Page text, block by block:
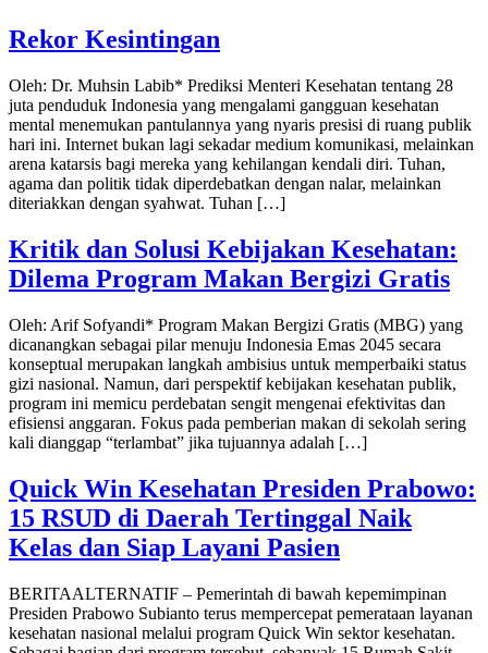
Rekor Kesintingan
Oleh: Dr. Muhsin Labib* Prediksi Menteri Kesehatan tentang 28
juta penduduk Indonesia yang mengalami gangguan kesehatan
mental menemukan pantulannya yang nyaris presisi di ruang publik
hari ini. Internet bukan lagi sekadar medium komunikasi, melainkan
arena katarsis bagi mereka yang kehilangan kendali diri. Tuhan,
agama dan politik tidak diperdebatkan dengan nalar, melainkan
diteriakkan dengan syahwat. Tuhan […]
Kritik dan Solusi Kebijakan Kesehatan:
Dilema Program Makan Bergizi Gratis
Oleh: Arif Sofyandi* ​Program Makan Bergizi Gratis (MBG) yang
dicanangkan sebagai pilar menuju Indonesia Emas 2045 secara
konseptual merupakan langkah ambisius untuk memperbaiki status
gizi nasional. Namun, dari perspektif kebijakan kesehatan publik,
program ini memicu perdebatan sengit mengenai efektivitas dan
efisiensi anggaran. Fokus pada pemberian makan di sekolah sering
kali dianggap “terlambat” jika tujuannya adalah […]
Quick Win Kesehatan Presiden Prabowo:
15 RSUD di Daerah Tertinggal Naik
Kelas dan Siap Layani Pasien
BERITAALTERNATIF – Pemerintah di bawah kepemimpinan
Presiden Prabowo Subianto terus mempercepat pemerataan layanan
kesehatan nasional melalui program Quick Win sektor kesehatan.